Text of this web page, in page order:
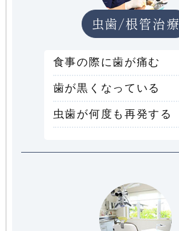
虫歯/根管治療
食事の際に歯が痛む
歯が黒くなっている
虫歯が何度も再発する